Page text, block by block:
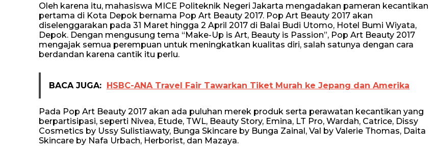
Oleh karena itu, mahasiswa MICE Politeknik Negeri Jakarta mengadakan pameran kecantikan
pertama di Kota Depok bernama Pop Art Beauty 2017. Pop Art Beauty 2017 akan
diselenggarakan pada 31 Maret hingga 2 April 2017 di Balai Budi Utomo, Hotel Bumi Wiyata,
Depok. Dengan mengusung tema “Make-Up is Art, Beauty is Passion”, Pop Art Beauty 2017
mengajak semua perempuan untuk meningkatkan kualitas diri, salah satunya dengan cara
berdandan karena cantik itu perlu.
BACA JUGA: HSBC-ANA Travel Fair Tawarkan Tiket Murah ke Jepang dan Amerika
Pada Pop Art Beauty 2017 akan ada puluhan merek produk serta perawatan kecantikan yang
berpartisipasi, seperti Nivea, Etude, TWL, Beauty Story, Emina, LT Pro, Wardah, Catrice, Dissy
Cosmetics by Ussy Sulistiawaty, Bunga Skincare by Bunga Zainal, Val by Valerie Thomas, Daita
Skincare by Nafa Urbach, Herborist, dan Mazaya.